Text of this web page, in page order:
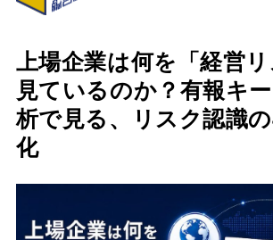
上場企業は何を「経営
見ているのか？有報キ
析で見る、リスク認識
化